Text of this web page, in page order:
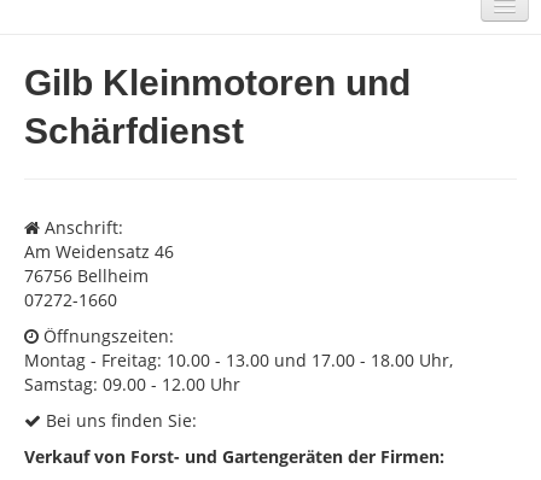
MITGLIEDER
Intern
AKTUELLES
Impressum
Datenschutz
Gilb Kleinmotoren und
Schärfdienst
Anschrift:
Am Weidensatz 46
76756 Bellheim
07272-1660
Öffnungszeiten:
Montag - Freitag: 10.00 - 13.00 und 17.00 - 18.00 Uhr,
Samstag: 09.00 - 12.00 Uhr
Bei uns finden Sie:
Verkauf von Forst- und Gartengeräten der Firmen: